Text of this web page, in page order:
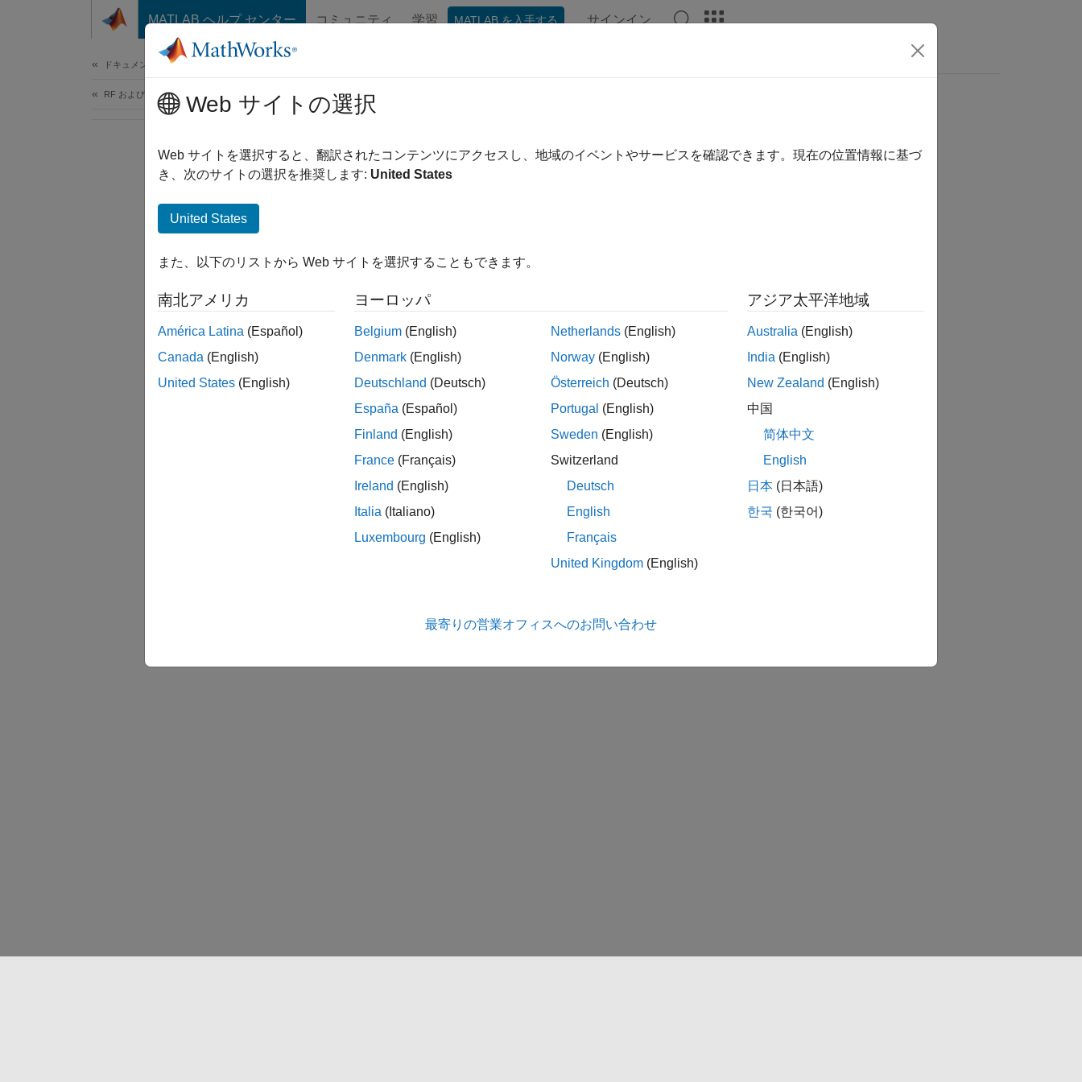
コンテンツへスキップ
MATLAB ヘルプ センター コミュニティ 学習 MATLAB を入手する サインイン
ドキュメンテーションのホーム
RF およびミックスド シグナル
この情報は役に立ちましたか？
Web サイトの選択
Web サイトを選択すると、翻訳されたコンテンツにアクセスし、地域のイベントやサービスを確認できます。現在の位置情報に基づ
き、次のサイトの選択を推奨します: United States
United States
また、以下のリストから Web サイトを選択することもできます。
南北アメリカ
América Latina (Español)
Canada (English)
United States (English)
ヨーロッパ
Belgium (English)
Denmark (English)
Deutschland (Deutsch)
España (Español)
Finland (English)
France (Français)
Ireland (English)
Italia (Italiano)
Luxembourg (English)
Netherlands (English)
Norway (English)
Österreich (Deutsch)
Portugal (English)
Sweden (English)
Switzerland
Deutsch
English
Français
United Kingdom (English)
アジア太平洋地域
Australia (English)
India (English)
New Zealand (English)
中国
简体中文
English
日本 (日本語)
한국 (한국어)
最寄りの営業オフィスへのお問い合わせ